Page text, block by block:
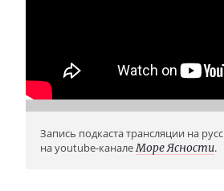
Запись подкаста трансляции на
на youtube-каналеМоре Ясности.